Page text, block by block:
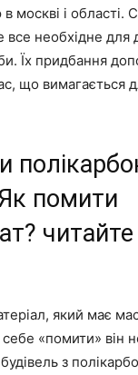
в москві і області.
все необхідне для
Їх придбання
що вимагається
помити
який має
«помити» він
з